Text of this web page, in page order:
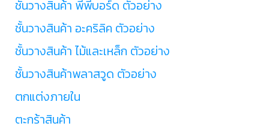
ชั้นวางสินค้า พีพีบอร์ด ตัวอย่าง
ชั้นวางสินค้า อะคริลิค ตัวอย่าง
ชั้นวางสินค้า ไม้และเหล็ก ตัวอย่าง
ชั้นวางสินค้าพลาสวูด ตัวอย่าง
ตกแต่งภายใน
ตะกร้าสินค้า